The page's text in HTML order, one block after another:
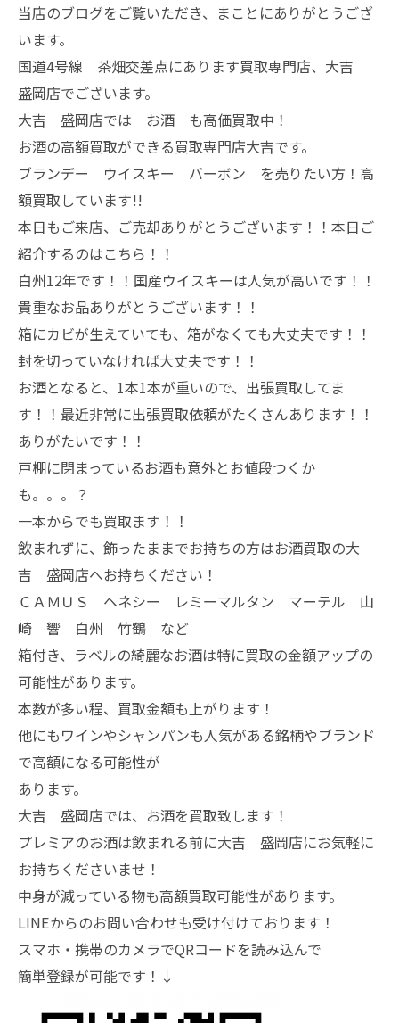
当店のブログをご覧いただき、まことにありがとうござ
います。
国道4号線 茶畑交差点にあります買取専門店、大吉
盛岡店でございます。
大吉 盛岡店では お酒 も高価買取中！
お酒の高額買取ができる買取専門店大吉です。
ブランデー ウイスキー バーボン を売りたい方！高
額買取しています!!
本日もご来店、ご売却ありがとうございます！！本日ご
紹介するのはこちら！！
白州12年です！！国産ウイスキーは人気が高いです！！
貴重なお品ありがとうございます！！
箱にカビが生えていても、箱がなくても大丈夫です！！
封を切っていなければ大丈夫です！！
お酒となると、1本1本が重いので、出張買取してま
す！！最近非常に出張買取依頼がたくさんあります！！
ありがたいです！！
戸棚に閉まっているお酒も意外とお値段つくか
も。。。？
一本からでも買取ます！！
飲まれずに、飾ったままでお持ちの方はお酒買取の大
吉 盛岡店へお持ちください！
ＣＡＭＵＳ ヘネシー レミーマルタン マーテル 山
崎 響 白州 竹鶴 など
箱付き、ラベルの綺麗なお酒は特に買取の金額アップの
可能性があります。
本数が多い程、買取金額も上がります！
他にもワインやシャンパンも人気がある銘柄やブランド
で高額になる可能性が
あります。
大吉 盛岡店では、お酒を買取致します！
プレミアのお酒は飲まれる前に大吉 盛岡店にお気軽に
お持ちくださいませ！
中身が減っている物も高額買取可能性があります。
LINEからのお問い合わせも受け付けております！
スマホ・携帯のカメラでQRコードを読み込んで
簡単登録が可能です！↓